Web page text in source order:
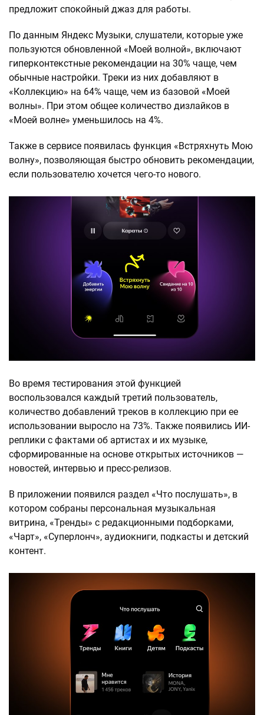
предложит спокойный джаз для работы.
По данным Яндекс Музыки, слушатели, которые уже
пользуются обновленной «Моей волной», включают
гиперконтекстные рекомендации на 30% чаще, чем
обычные настройки. Треки из них добавляют в
«Коллекцию» на 64% чаще, чем из базовой «Моей
волны». При этом общее количество дизлайков в
«Моей волне» уменьшилось на 4%.
Также в сервисе появилась функция «Встряхнуть Мою
волну», позволяющая быстро обновить рекомендации,
если пользователю хочется чего-то нового.
Во время тестирования этой функцией
воспользовался каждый третий пользователь,
количество добавлений треков в коллекцию при ее
использовании выросло на 73%. Также появились ИИ-
реплики с фактами об артистах и их музыке,
сформированные на основе открытых источников —
новостей, интервью и пресс-релизов.
В приложении появился раздел «Что послушать», в
котором собраны персональная музыкальная
витрина, «Тренды» с редакционными подборками,
«Чарт», «Суперлонч», аудиокниги, подкасты и детский
контент.